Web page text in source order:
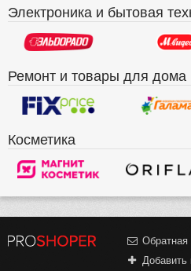
Электроника и бытовая
Ремонт и товары для дома
Косметика
Обратная
Добавить